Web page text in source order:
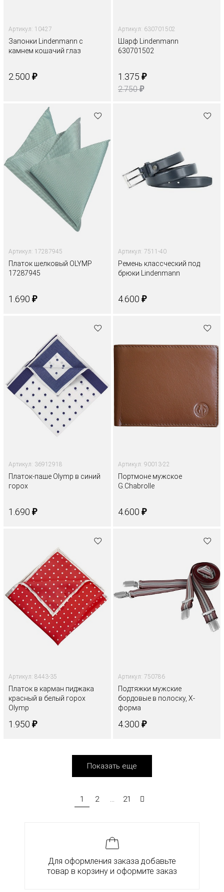
Артикул: 10427
Запонки Lindenmann с
камнем кошачий глаз
2.500 ₽
Артикул: 630701502
Шарф Lindenmann
630701502
1.375 ₽
2.750₽
Артикул: 17287945
Платок шелковый OLYMP
17287945
1.690 ₽
Артикул: 7511-40
Ремень классческий под
брюки Lindenmann
4.600 ₽
Артикул: 36912918
Платок-паше Olymp в синий
горох
1.690 ₽
Артикул: 90013-22
Портмоне мужское
G.Chabrolle
4.600 ₽
Артикул: 8443-35
Платок в карман пиджака
красный в белый горох
Olymp
1.950 ₽
Артикул: 750786
Подтяжки мужские
бордовые в полоску, Х-
форма
4.300 ₽
Показать еще
1 2 ... 21
Для оформления заказа добавьте
товар в корзину и оформите заказ